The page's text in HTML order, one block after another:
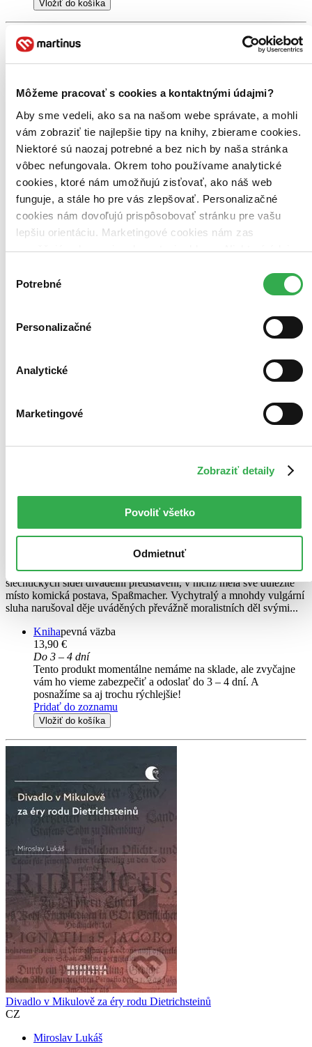
Môžeme pracovať s cookies a kontaktnými údajmi?
Aby sme vedeli, ako sa na našom webe správate, a mohli
vám zobraziť tie najlepšie tipy na knihy, zbierame cookies.
Niektoré sú naozaj potrebné a bez nich by naša stránka
vôbec nefungovala. Okrem toho používame analytické
cookies, ktoré nám umožňujú zisťovať, ako náš web
funguje, a stále ho pre vás zlepšovať. Personalizačné
cookies nám dovoľujú prispôsobovať stránku pre vašu
lepšiu orientáciu. Marketingové cookies nám zas
umožňujú zobrazenie relevantnej reklamy. Niektoré údaje
keby sme mohli používať všetky tieto cookies. Ďakujeme!
súhlasu
Potrebné
Personalizačné
Analytické
Marketingové
Zobraziť detaily
Povoliť všetko
Odmietnuť
Vložiť do košíka
Spaßmacher ve službách šlechty
Touha po zábavě a smíchu přivedla po třicetileté válce do
šlechtických sídel divadelní představení, v nichž měla své důležité
místo komická postava, Spaßmacher. Vychytralý a mnohdy vulgární
sluha narušoval děje uváděných převážně moralistních děl svými...
Knihapevná väzba
13,90 €
Do 3 – 4 dní
Tento produkt momentálne nemáme na sklade, ale zvyčajne
vám ho vieme zabezpečiť a odoslať do 3 – 4 dní. A
posnažíme sa aj trochu rýchlejšie!
Pridať do zoznamu
Vložiť do košíka
Divadlo v Mikulově za éry rodu Dietrichsteinů
CZ
Miroslav Lukáš